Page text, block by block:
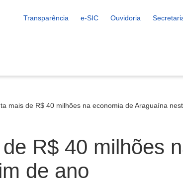
Transparência e-SIC Ouvidoria
mais de R$ 40 milhões na economia de Araguaína
R$ 40 milhões
de ano